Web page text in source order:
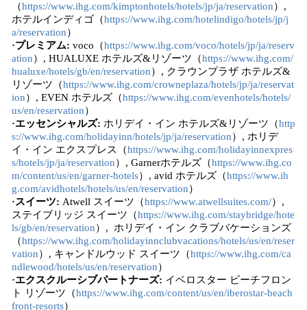
（https://www.ihg.com/kimptonhotels/hotels/jp/ja/reservation）,
ホテルインディゴ（https://www.ihg.com/hotelindigo/hotels/jp/j
a/reservation）
·プレミアム: voco（https://www.ihg.com/voco/hotels/jp/ja/reserv
ation）, HUALUXE ホテルズ&リゾーツ（https://www.ihg.com/
hualuxe/hotels/gb/en/reservation）, クラウンプラザ ホテルズ&
リゾーツ（https://www.ihg.com/crowneplaza/hotels/jp/ja/reservat
ion）, EVEN ホテルズ（https://www.ihg.com/evenhotels/hotels/
us/en/reservation）
·エッセンシャルズ: ホリデイ・イン ホテルズ&リゾーツ（http
s://www.ihg.com/holidayinn/hotels/jp/ja/reservation）, ホリデ
イ・イン エクスプレス（https://www.ihg.com/holidayinnexpres
s/hotels/jp/ja/reservation）, Garnerホテルズ（https://www.ihg.co
m/content/us/en/garner-hotels）, avid ホテルズ（https://www.ih
g.com/avidhotels/hotels/us/en/reservation）
·スイーツ: Atwell スイーツ（https://www.atwellsuites.com/）,
ステイブリッジ スイーツ（https://www.ihg.com/staybridge/hote
ls/gb/en/reservation）, ホリデイ・イン クラブバケーションズ
（https://www.ihg.com/holidayinnclubvacations/hotels/us/en/reser
vation）, キャンドルウッド スイーツ（https://www.ihg.com/ca
ndlewood/hotels/us/en/reservation）
·エクスクルーシブパートナーズ: イベロスター ビーチフロン
ト リゾーツ（https://www.ihg.com/content/us/en/iberostar-beach
front-resorts）